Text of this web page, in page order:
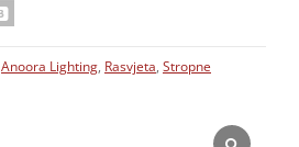
Anoora Lighting, Rasvjeta, Stropne